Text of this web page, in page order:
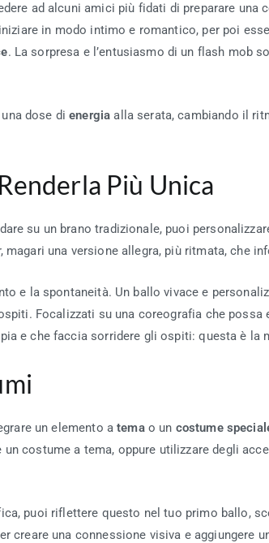
ad alcuni amici più fidati di preparare una
in modo intimo e romantico, per poi
. La sorpresa e l’entusiasmo di un flash mob
dose di energia alla serata, cambiando il
Più Unica
su un brano tradizionale, puoi
una versione allegra, più ritmata, che
e la spontaneità. Un ballo vivace e
Focalizzati su una coreografia che possa
e che faccia sorridere gli ospiti: questa è la
un elemento atemao un costume
costume a tema, oppure utilizzare degli
puoi riflettere questo nel tuo primo ballo,
una connessione visiva e aggiungere